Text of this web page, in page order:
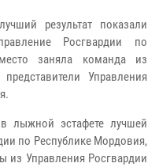
результат показали
Росгвардии по
заняла команда из
Управления
лыжной эстафете лучшей
по Республике Мордовия,
из Управления Росгвардии